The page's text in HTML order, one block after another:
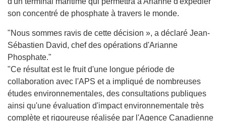
son concentré de phosphate à travers le monde.
"Nous sommes ravis de cette décision », a déclaré Jean-
Sébastien David, chef des opérations d'Arianne
Phosphate."
"Ce résultat est le fruit d'une longue période de
collaboration avec l'APS et a impliqué de nombreuses
études environnementales, des consultations publiques
ainsi qu'une évaluation d'impact environnementale très
complète et rigoureuse réalisée par l'Agence Canadienne